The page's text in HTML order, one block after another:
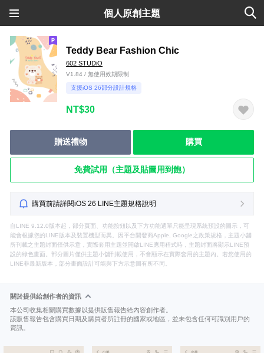
個人原創主題
Teddy Bear Fashion Chic
602 STUDiO
V1.84 / 無使用效期限制
支援iOS 26部分設計規格
NT$30
贈送禮物 購買
免費試用（主題及貼圖用到飽）
購買前請詳閱iOS 26 LINE主題規格說明
自LINE 9.12.0版本起，部分頁面、功能按鈕以及下方功能選單只能呈現系統預設的圖示，可
能會根據您的LINE版本及裝置機型而異。因平台開發商Apple, Google之政策規格，主題小舖
所刊載之主題封面僅供示意，實際套用主題並開啟LINE應用程式時，主題封面將顯示LINE預
設的綠色畫面。部分圖片僅供主題小舖刊載使用，不會顯示在實際套用的主題內。若您使用的
LINE非最新版本，部分畫面設計可能與下方示意圖有所不同。
關於提供給創作者的資訊
本公司收集相關購買數據以提供販售報告給內容創作者。
該販售報告包含購買日期及購買者所註冊的國家或地區，並未包含任何可識別用戶的
資訊。